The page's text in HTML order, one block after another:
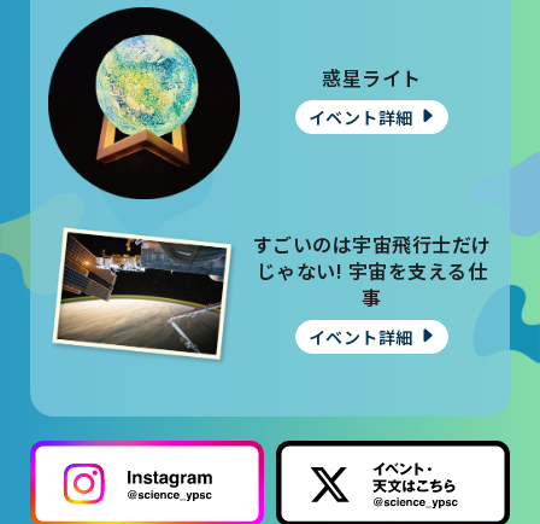
作品展
科学作品展
大村賞
天文グループアルバイト募集
実験・展示分野のアルバイト募集
職場体験・実習・CST
惑星ライト
イベント詳細
すごいのは宇宙飛行士だけ
じゃない! 宇宙を支える仕
事
イベント詳細